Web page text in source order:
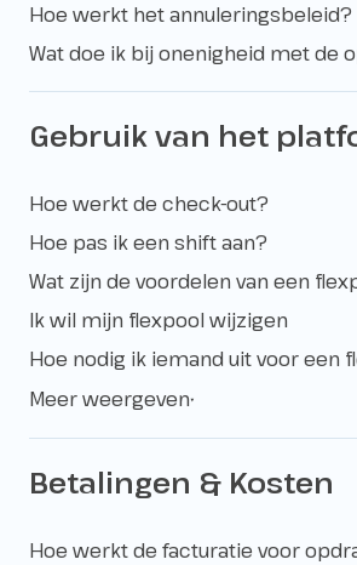
Hoe werkt het annuleringsbeleid?
Wat doe ik bij onenigheid met de
Gebruik van het
Hoe werkt de check-out?
Hoe pas ik een shift aan?
Wat zijn de voordelen van een
Ik wil mijn flexpool wijzigen
Hoe nodig ik iemand uit voor een
Meer weergeven▼
Betalingen & Kosten
Hoe werkt de facturatie voor